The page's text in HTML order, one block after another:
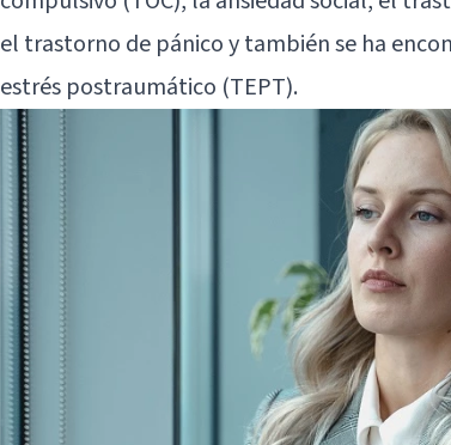
el trastorno de pánico y también se ha
estrés postraumático (TEPT).